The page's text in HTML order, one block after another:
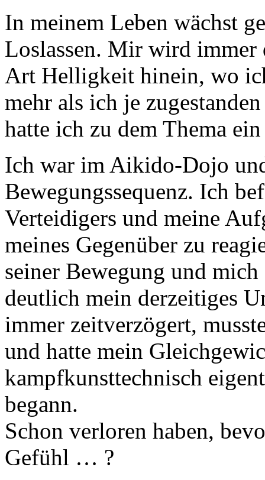
In meinem Leben wächst
Loslassen. Mir wird
Art Helligkeit hinein, wo
mehr als ich je
hatte ich zu dem Thema
Ich war im Aikido-Dojo
Bewegungssequenz. Ich
Verteidigers und meine
meines Gegenüber zu
seiner Bewegung und
deutlich mein derzeitiges
immer zeitverzögert,
und hatte mein
kampfkunsttechnisch
begann.
Schon verloren haben,
Gefühl … ?